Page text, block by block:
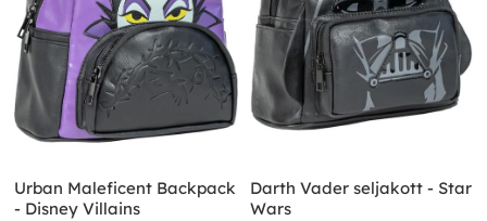
Urban Maleficent Backpack
- Disney Villains
Darth Vader seljakott - Star
Wars